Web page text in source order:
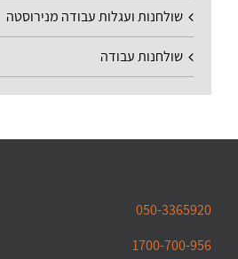
שולחנות ועגלות עבודה מנירוסטה
שולחנות עבודה
050-3365920
1700-700-956